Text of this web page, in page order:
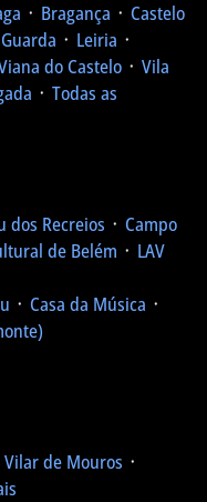
᛫ Bragança ᛫ Castelo
Guarda ᛫ Leiria ᛫
do Castelo ᛫ Vila
᛫ Todas as
dos Recreios ᛫ Campo
de Belém ᛫ LAV
᛫ Casa da Música ᛫
Vilar de Mouros ᛫